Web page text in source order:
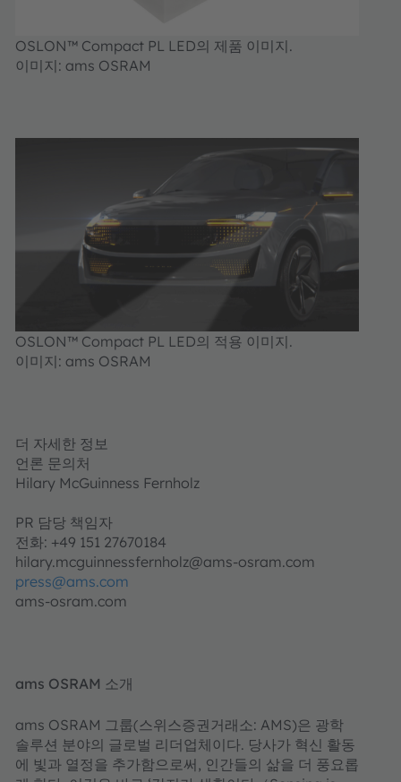
OSLON™ Compact PL LED의 제품 이미지.
이미지: ams OSRAM
OSLON™ Compact PL LED의 적용 이미지.
이미지: ams OSRAM
더 자세한 정보
언론 문의처
Hilary McGuinness Fernholz
PR 담당 책임자
전화: +49 151 27670184
hilary.mcguinnessfernholz@ams-osram.com
press@ams.com
ams-osram.com
ams OSRAM 소개
ams OSRAM 그룹(스위스증권거래소: AMS)은 광학
솔루션 분야의 글로벌 리더업체이다. 당사가 혁신 활동
에 빛과 열정을 추가함으로써, 인간들의 삶을 더 풍요롭